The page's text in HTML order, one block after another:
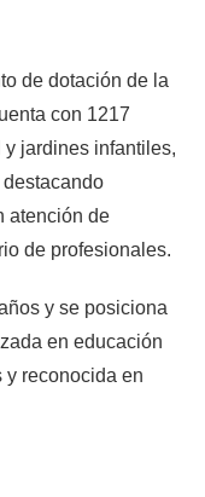
de dotación de la
con 1217
jardines infantiles,
atención de
de profesionales.
y se posiciona
en educación
y reconocida en